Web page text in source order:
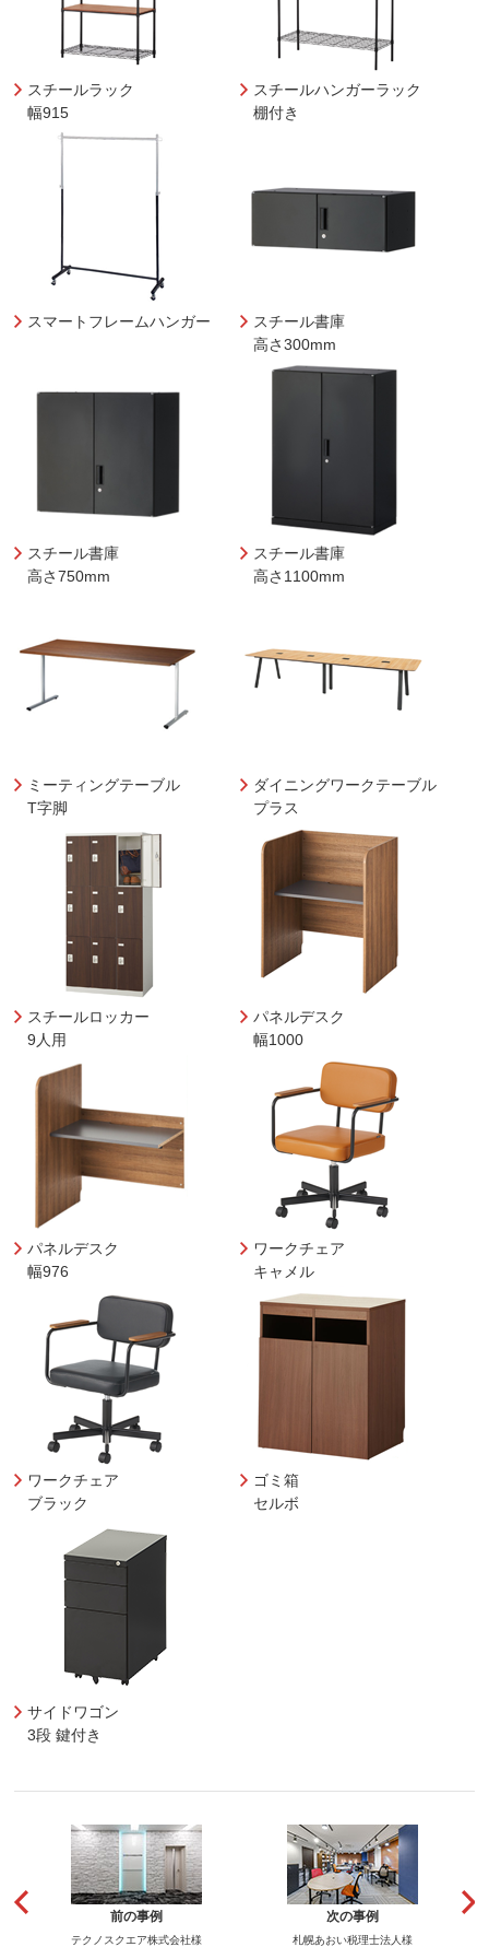
スチールラック
幅915
スチールハンガーラック
棚付き
スマートフレームハンガー
スチール書庫
高さ300mm
スチール書庫
高さ750mm
スチール書庫
高さ1100mm
ミーティングテーブル
T字脚
ダイニングワークテーブル
プラス
スチールロッカー
9人用
パネルデスク
幅1000
パネルデスク
幅976
ワークチェア
キャメル
ワークチェア
ブラック
ゴミ箱
セルボ
サイドワゴン
3段 鍵付き
前の事例
テクノスクエア株式会社様
次の事例
札幌あおい税理士法人様